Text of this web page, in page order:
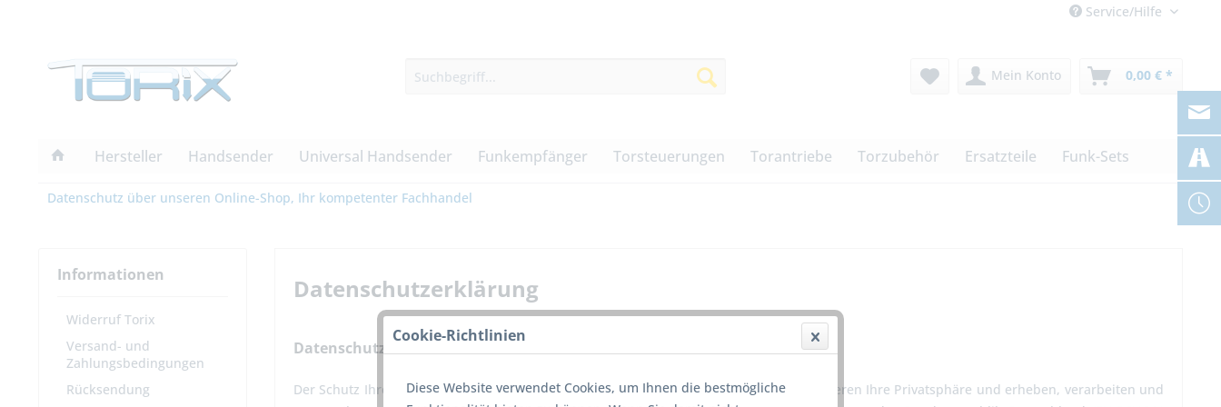
Service/Hilfe
Mein Konto 0,00 € *
Hersteller Handsender Universal Handsender Funkempfänger Torsteuerungen Torantriebe Torzubehör Ersatzteile Funk-Sets
Datenschutz über unseren Online-Shop, Ihr kompetenter Fachhandel
Informationen
Widerruf Torix
Versand- und
Zahlungsbedingungen
Rücksendung
Datenschutzerklärung
Datenschutz und Sicherheit
Der Schutz Ihrer personenbezogenen Daten ist uns ein wichtiges Anliegen. Wir respektieren Ihre Privatsphäre und erheben, verarbeiten und
Cookie-Richtlinien
Diese Website verwendet Cookies, um Ihnen die bestmögliche